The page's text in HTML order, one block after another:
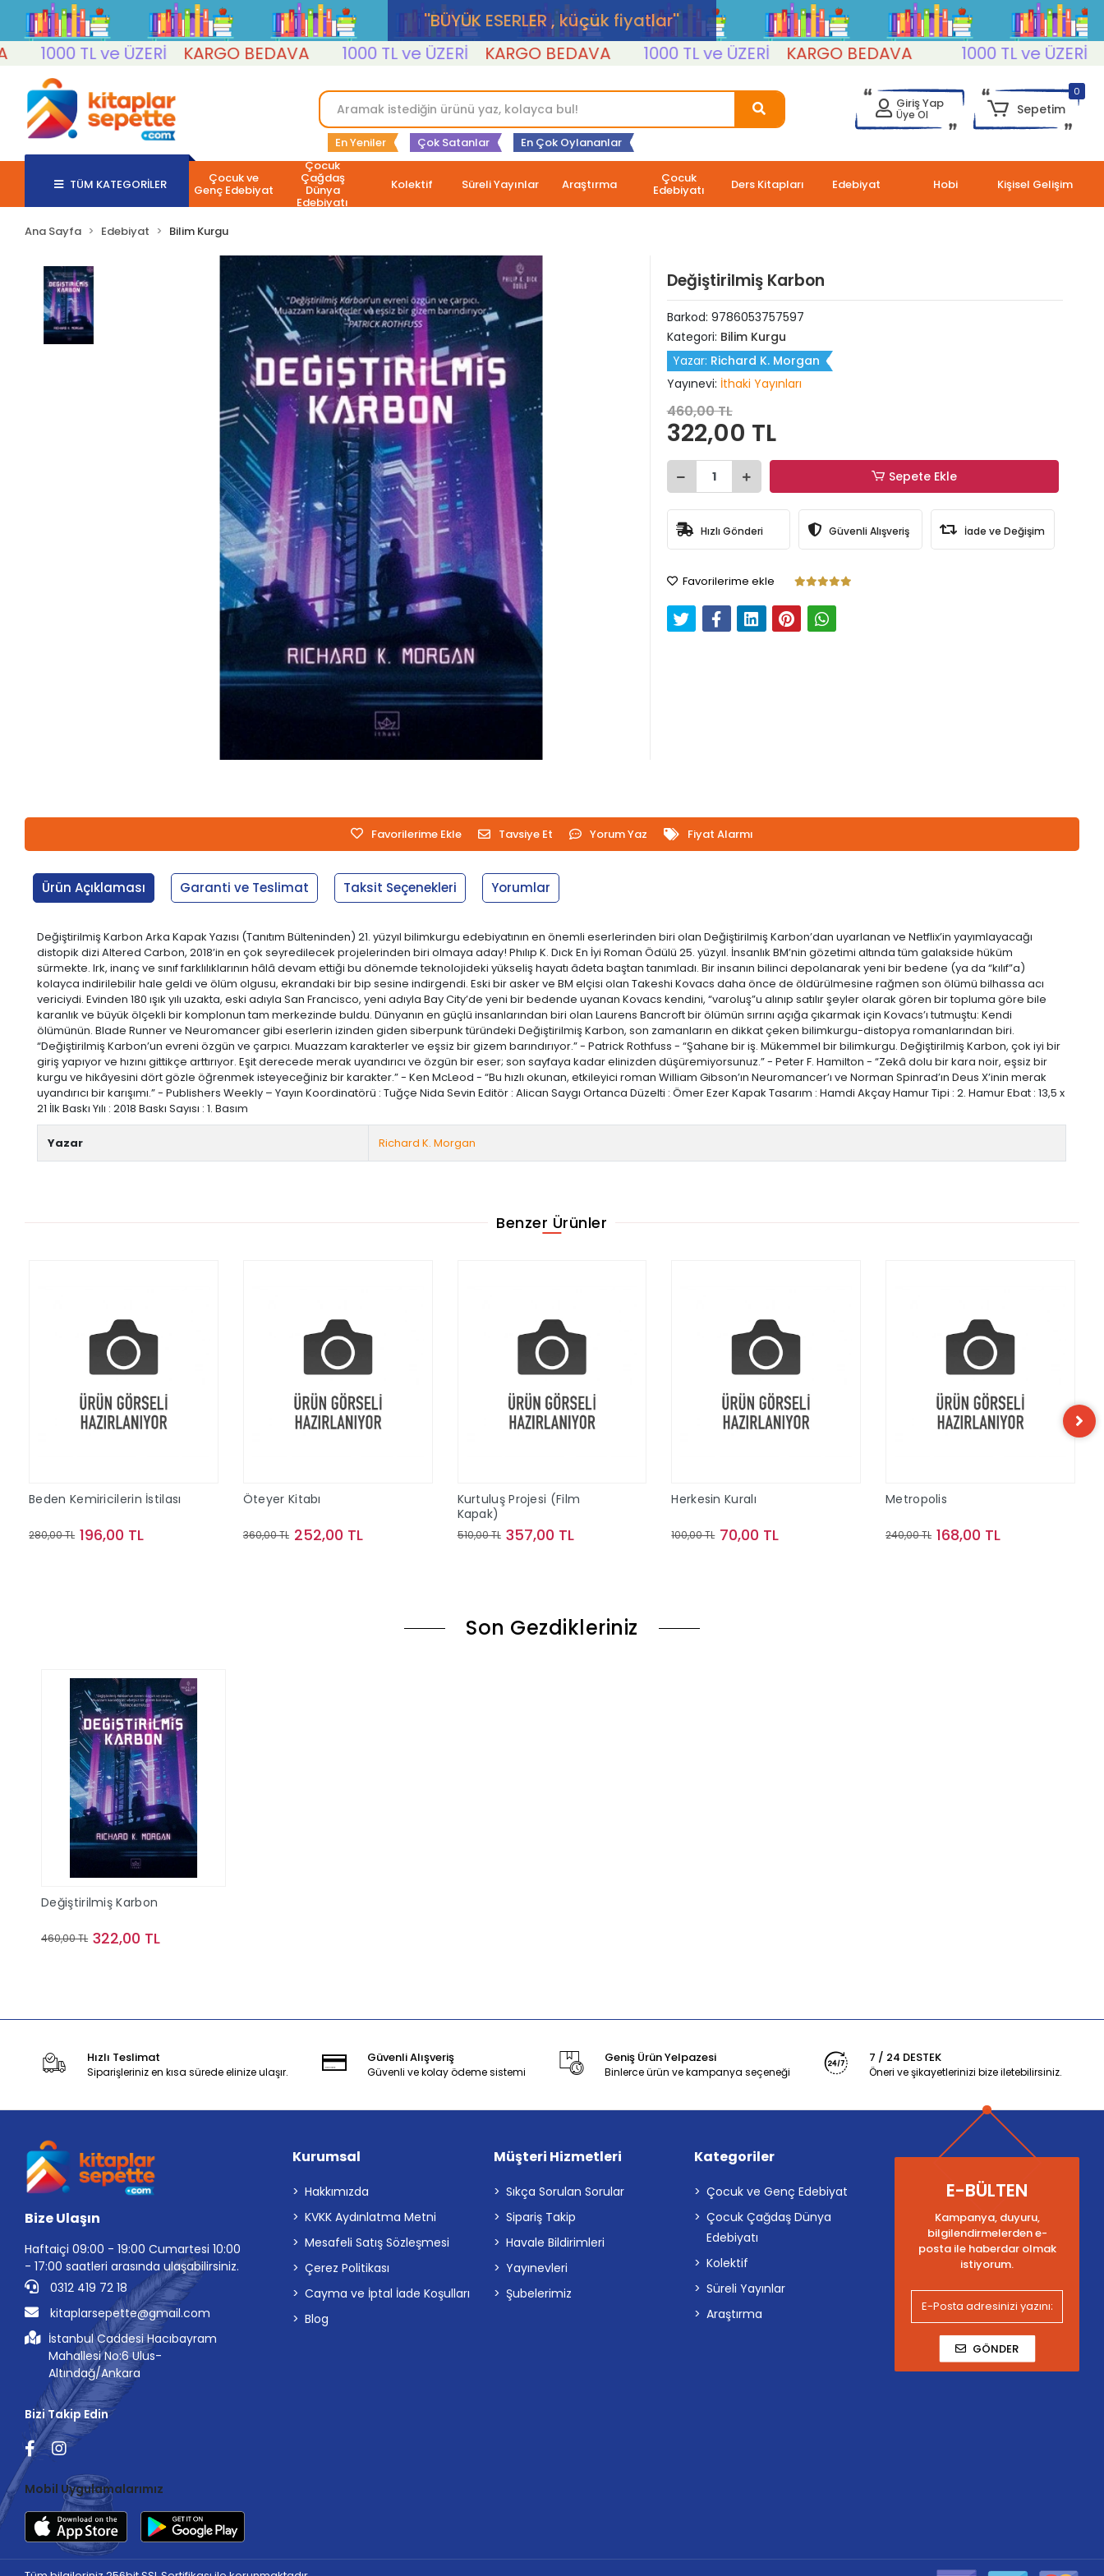
''BÜYÜK ESERLER , küçük fiyatlar''
1000 TL ve ÜZERİ
KARGO BEDAVA 1000 TL ve ÜZERİ KARGO BEDAVA 1000 TL ve ÜZERİ KARGO BEDAVA 1000 TL ve ÜZERİ
En Yeniler Çok Satanlar En Çok Oylananlar
Giriş Yap
Üye Ol
0
Sepetim
TÜM KATEGORİLER Çocuk ve
Genç Edebiyat
Çocuk
Çağdaş
Dünya
Edebiyatı
Kolektif Süreli Yayınlar Araştırma Çocuk
Edebiyatı Ders Kitapları Edebiyat Hobi Kişisel Gelişim
Ana Sayfa Edebiyat Bilim Kurgu
Değiştirilmiş Karbon
Barkod: 9786053757597
Kategori: Bilim Kurgu
Yazar: Richard K. Morgan
Yayınevi: İthaki Yayınları
460,00 TL
322,00 TL
Sepete Ekle
Hızlı Gönderi Güvenli Alışveriş İade ve Değişim
Favorilerime ekle
Favorilerime Ekle Tavsiye Et Yorum Yaz Fiyat Alarmı
Ürün Açıklaması Garanti ve Teslimat Taksit Seçenekleri Yorumlar
Değiştirilmiş Karbon Arka Kapak Yazısı (Tanıtım Bülteninden) 21. yüzyıl bilimkurgu edebiyatının en önemli eserlerinden biri olan Değiştirilmiş Karbon’dan uyarlanan ve Netflix’in yayımlayacağı
distopik dizi Altered Carbon, 2018’in en çok seyredilecek projelerinden biri olmaya aday! Phılıp K. Dıck En İyi Roman Ödülü 25. yüzyıl. İnsanlık BM’nin gözetimi altında tüm galakside hüküm
sürmekte. Irk, inanç ve sınıf farklılıklarının hâlâ devam ettiği bu dönemde teknolojideki yükseliş hayatı âdeta baştan tanımladı. Bir insanın bilinci depolanarak yeni bir bedene (ya da “kılıf”a)
kolayca indirilebilir hale geldi ve ölüm olgusu, ekrandaki bir bip sesine indirgendi. Eski bir asker ve BM elçisi olan Takeshi Kovacs daha önce de öldürülmesine rağmen son ölümü bilhassa acı
vericiydi. Evinden 180 ışık yılı uzakta, eski adıyla San Francisco, yeni adıyla Bay City’de yeni bir bedende uyanan Kovacs kendini, “varoluş”u alınıp satılır şeyler olarak gören bir topluma göre bile
karanlık ve büyük ölçekli bir komplonun tam merkezinde buldu. Dünyanın en güçlü insanlarından biri olan Laurens Bancroft bir ölümün sırrını açığa çıkarmak için Kovacs’ı tutmuştu: Kendi
ölümünün. Blade Runner ve Neuromancer gibi eserlerin izinden giden siberpunk türündeki Değiştirilmiş Karbon, son zamanların en dikkat çeken bilimkurgu-distopya romanlarından biri.
“Değiştirilmiş Karbon’un evreni özgün ve çarpıcı. Muazzam karakterler ve eşsiz bir gizem barındırıyor.” - Patrick Rothfuss - “Şahane bir iş. Mükemmel bir bilimkurgu. Değiştirilmiş Karbon, çok iyi bir
giriş yapıyor ve hızını gittikçe arttırıyor. Eşit derecede merak uyandırıcı ve özgün bir eser; son sayfaya kadar elinizden düşüremiyorsunuz.” - Peter F. Hamilton - “Zekâ dolu bir kara noir, eşsiz bir
kurgu ve hikâyesini dört gözle öğrenmek isteyeceğiniz bir karakter.” - Ken McLeod - “Bu hızlı okunan, etkileyici roman William Gibson’ın Neuromancer’ı ve Norman Spinrad’ın Deus X’inin merak
uyandırıcı bir karışımı.” - Publishers Weekly – Yayın Koordinatörü : Tuğçe Nida Sevin Editör : Alican Saygı Ortanca Düzelti : Ömer Ezer Kapak Tasarım : Hamdi Akçay Hamur Tipi : 2. Hamur Ebat : 13,5 x
21 İlk Baskı Yılı : 2018 Baskı Sayısı : 1. Basım
Yazar Richard K. Morgan
Benzer Ürünler
Beden Kemiricilerin İstilası
280,00 TL 196,00 TL
Öteyer Kitabı
360,00 TL 252,00 TL
Kurtuluş Projesi (Film
Kapak)
510,00 TL 357,00 TL
Herkesin Kuralı
100,00 TL 70,00 TL
Metropolis
240,00 TL 168,00 TL
Son Gezdikleriniz
Değiştirilmiş Karbon
460,00 TL 322,00 TL
Hızlı Teslimat
Siparişleriniz en kısa sürede elinize ulaşır.
Güvenli Alışveriş
Güvenli ve kolay ödeme sistemi
Geniş Ürün Yelpazesi
Binlerce ürün ve kampanya seçeneği
7 / 24 DESTEK
Öneri ve şikayetlerinizi bize iletebilirsiniz.
Bize Ulaşın
Haftaiçi 09:00 - 19:00 Cumartesi 10:00
- 17:00 saatleri arasında ulaşabilirsiniz.
0312 419 72 18
kitaplarsepette@gmail.com
İstanbul Caddesi Hacıbayram
Mahallesi No:6 Ulus-
Altındağ/Ankara
Bizi Takip Edin
Mobil Uygulamalarımız
Kurumsal
Hakkımızda
KVKK Aydınlatma Metni
Mesafeli Satış Sözleşmesi
Çerez Politikası
Cayma ve İptal İade Koşulları
Blog
Müşteri Hizmetleri
Sıkça Sorulan Sorular
Sipariş Takip
Havale Bildirimleri
Yayınevleri
Şubelerimiz
Kategoriler
Çocuk ve Genç Edebiyat
Çocuk Çağdaş Dünya
Edebiyatı
Kolektif
Süreli Yayınlar
Araştırma
E-BÜLTEN
Kampanya, duyuru,
bilgilendirmelerden e-
posta ile haberdar olmak
istiyorum.
GÖNDER